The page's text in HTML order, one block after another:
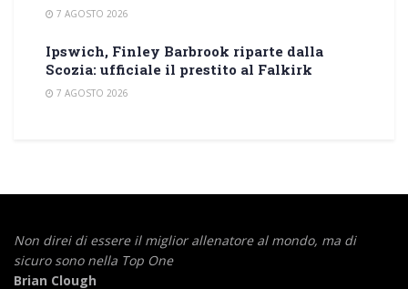
7 AGOSTO 2026
Ipswich, Finley Barbrook riparte dalla
Scozia: ufficiale il prestito al Falkirk
7 AGOSTO 2026
Non direi di essere il miglior allenatore al mondo, ma di
sicuro sono nella Top One
Brian Clough